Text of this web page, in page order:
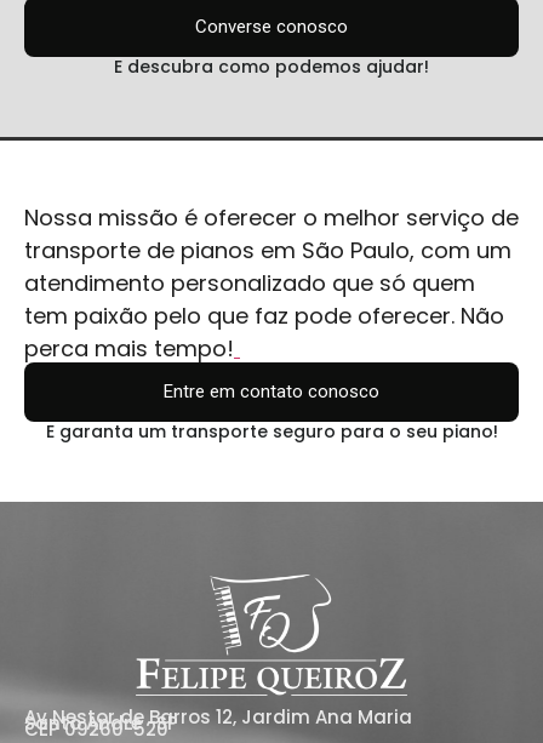
Converse conosco
E descubra como podemos ajudar!
Nossa missão é oferecer o melhor serviço de
transporte de pianos em São Paulo, com um
atendimento personalizado que só quem
tem paixão pelo que faz pode oferecer. Não
perca mais tempo!
Entre em contato conosco
E garanta um transporte seguro para o seu piano!
Av Nestor de Barros 12, Jardim Ana Maria
Santo Andre -SP
CEP 09260-520